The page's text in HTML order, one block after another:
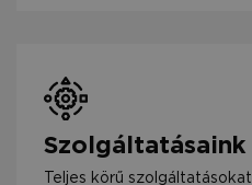
Szolgáltatásaink
Teljes körű